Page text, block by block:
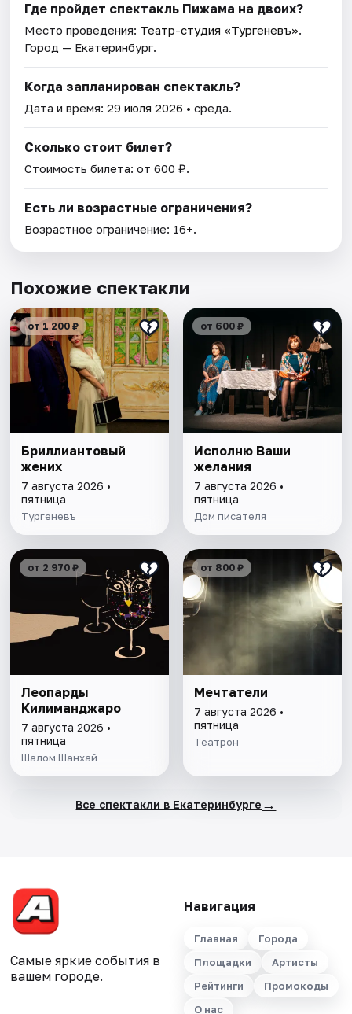
Где пройдет спектакль Пижама на двоих?
Место проведения: Театр-студия «Тургеневъ».
Город — Екатеринбург.
Когда запланирован спектакль?
Дата и время:29 июля 2026 • среда.
Сколько стоит билет?
Стоимость билета: от 600 ₽.
Есть ли возрастные ограничения?
Возрастное ограничение: 16+.
Похожие спектакли
от 1 200 ₽
Бриллиантовый
жених
7 августа 2026 •
пятница
Тургеневъ
от 600 ₽
Исполню Ваши
желания
7 августа 2026 •
пятница
Дом писателя
от 2 970 ₽
Леопарды
Килиманджаро
7 августа 2026 •
пятница
Шалом Шанхай
от 800 ₽
Мечтатели
7 августа 2026 •
пятница
Театрон
Все спектакли в Екатеринбурге →
Самые яркие события в
вашем городе.
Навигация
Главная
Города
Площадки
Артисты
Рейтинги
Промокоды
О нас